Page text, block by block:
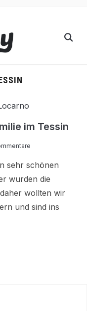
im Tessin
sehr schönen
wurden die
wollten wir
und sind ins